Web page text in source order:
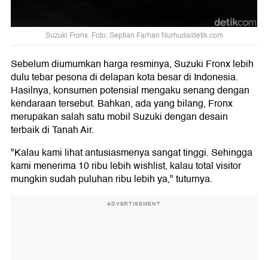
Suzuki Fronx. Foto: Septian Farhan Nurhuda/detik.com
Sebelum diumumkan harga resminya, Suzuki Fronx lebih
dulu tebar pesona di delapan kota besar di Indonesia.
Hasilnya, konsumen potensial mengaku senang dengan
kendaraan tersebut. Bahkan, ada yang bilang, Fronx
merupakan salah satu mobil Suzuki dengan desain
terbaik di Tanah Air.
"Kalau kami lihat antusiasmenya sangat tinggi. Sehingga
kami menerima 10 ribu lebih wishlist, kalau total visitor
mungkin sudah puluhan ribu lebih ya," tuturnya.
ADVERTISEMENT